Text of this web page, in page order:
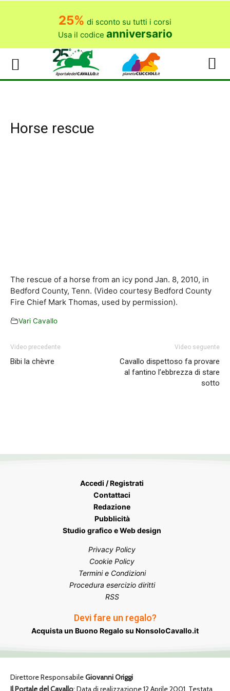
25% di sconto su tutti i corsi
Usa il codice anniversario
Horse rescue
The rescue of a horse from an icy pond Jan. 8, 2010, in
Bedford County, Tenn. (Video courtesy Bedford County
Fire Chief Mark Thomas, used by permission).
Vari Cavallo
Video precedente
Bibi la chèvre
Video seguente
Cavallo dispettoso fa provare
al fantino l’ebbrezza di stare
sotto
Accedi / Registrati
Contattaci
Redazione
Pubblicità
Studio grafico e Web design
Privacy Policy
Cookie Policy
Termini e Condizioni
Procedura esercizio diritti
RSS
Devi fare un regalo?
Acquista un Buono Regalo su NonsoloCavallo.it
Direttore ResponsabileGiovanni Origgi
Il Portale del Cavallo: Data di realizzazione 12 Aprile 2001. Testata